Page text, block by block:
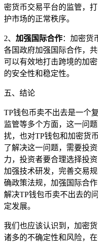
密货币交易平台的监管，
护市场的正常秩序。
2、 加强国际合作：加密货
各国政府加强国际合作，
可以有效地打击跨境的加
的安全性和稳定性。
五、结论
TP钱包币卖不出去是一个
监管等多个方面，这一问
扰，也对TP钱包和加密货
了解决这一问题，需要投
力，投资者要合理选择投
加强技术研发，完善交易
确政策法规，加强国际合
解决TP钱包币卖不出去的
定发展。
我们也应该认识到，加密
诸多的不确定性和风险，